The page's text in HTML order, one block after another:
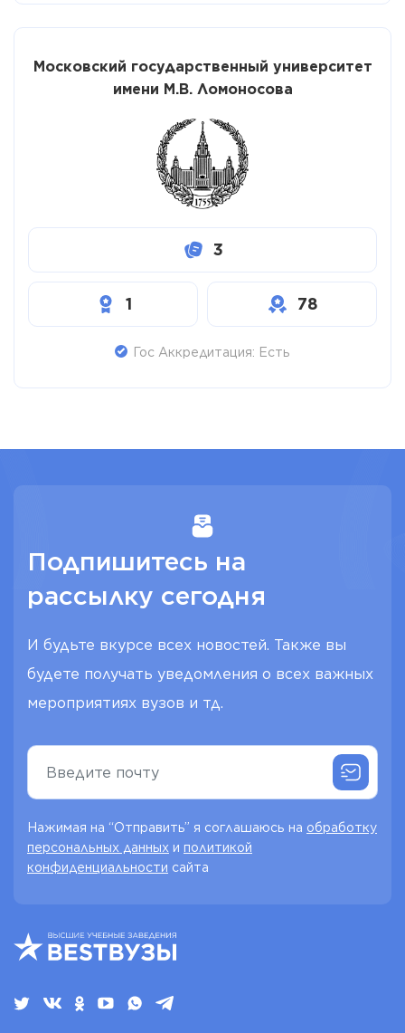
Московский государственный университет
имени М.В. Ломоносова
3
1 78
Гос Аккредитация: Есть
Подпишитесь на
рассылку сегодня
И будьте вкурсе всех новостей. Также вы
будете получать уведомления о всех важных
мероприятиях вузов и тд.
Нажимая на “Отправить” я соглашаюсь на обработку
персональных данных и политикой
конфиденциальности сайта